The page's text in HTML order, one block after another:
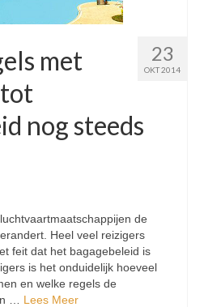
23
OKT 2014
met
nog steeds
de
Heel veel reizigers
feit dat het bagagebeleid is
is het onduidelijk hoeveel
en welke regels de
… Lees Meer